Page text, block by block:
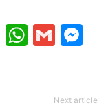
Viber
Next article